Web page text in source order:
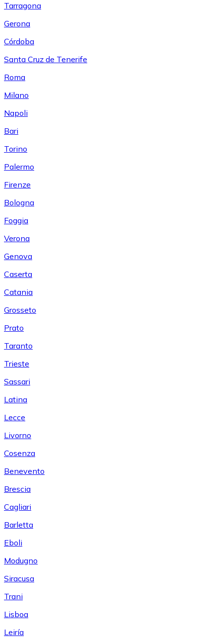
Tarragona
Gerona
Córdoba
Santa Cruz de Tenerife
Roma
Milano
Napoli
Bari
Torino
Palermo
Firenze
Bologna
Foggia
Verona
Genova
Caserta
Catania
Grosseto
Prato
Taranto
Trieste
Sassari
Latina
Lecce
Livorno
Cosenza
Benevento
Brescia
Cagliari
Barletta
Eboli
Modugno
Siracusa
Trani
Lisboa
Leiría